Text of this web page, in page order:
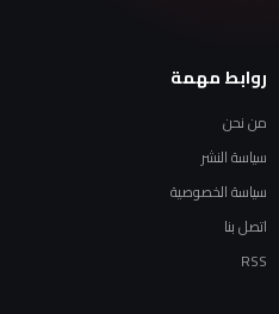
روابط مهمة
من نحن
سياسة النشر
سياسة الخصوصية
اتصل بنا
RSS